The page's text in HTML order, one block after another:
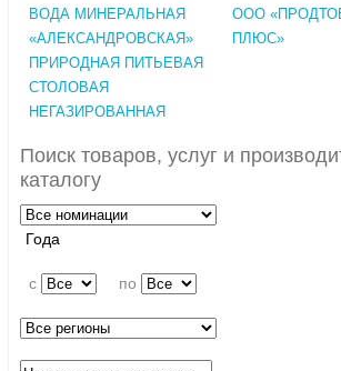
ВОДА МИНЕРАЛЬНАЯ
«АЛЕКСАНДРОВСКАЯ»
ПРИРОДНАЯ ПИТЬЕВАЯ
СТОЛОВАЯ
НЕГАЗИРОВАННАЯ
ООО
ПЛЮС»
Поиск товаров, услуг и
каталогу
Года
c по